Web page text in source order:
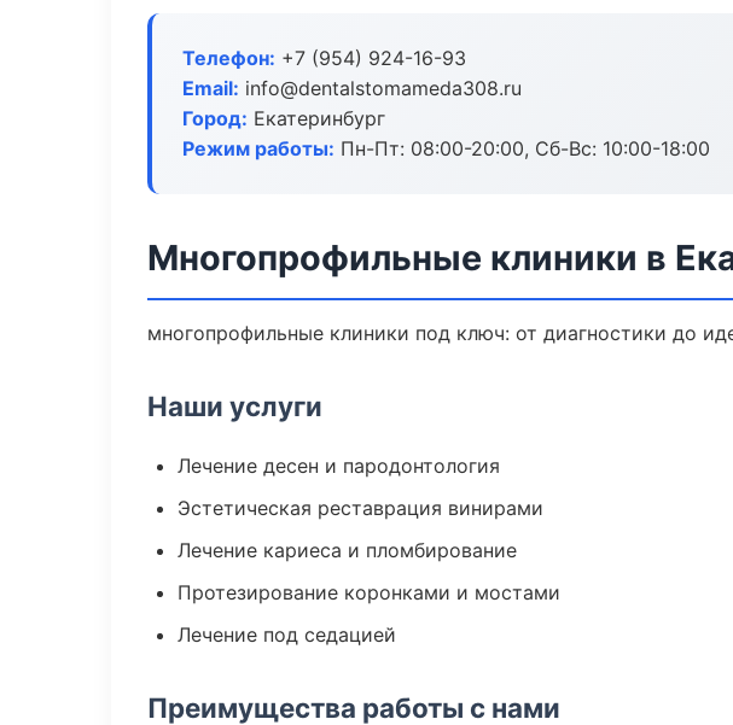
Телефон: +7 (954) 924-16-93
Email: info@dentalstomameda308.ru
Город: Екатеринбург
Режим работы: Пн-Пт: 08:00-20:00, Сб-Вс: 10:00-18:00
Многопрофильные клиники в
многопрофильные клиники под ключ: от диагностики до
Наши услуги
Лечение десен и пародонтология
Эстетическая реставрация винирами
Лечение кариеса и пломбирование
Протезирование коронками и мостами
Лечение под седацией
Преимущества работы с нами